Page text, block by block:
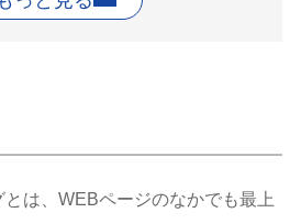
味を引くように書く
詰め込みすぎないこと
用しないこと
合で使用しないこと
は、WEBページのなかでも最上